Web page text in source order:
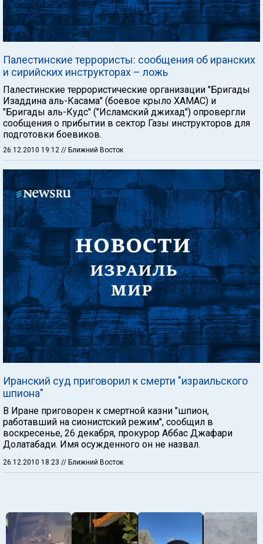
Палестинские террористы: сообщения об иранских
и сирийских инструкторах – ложь
Палестинские террористические организации "Бригады
Изаддина аль-Касама" (боевое крыло ХАМАС) и
"Бригады аль-Кудс" ("Исламский джихад") опровергли
сообщения о прибытии в сектор Газы инструкторов для
подготовки боевиков.
26.12.2010 19:12 // Ближний Восток
Иранский суд приговорил к смерти "израильского
шпиона"
В Иране приговорен к смертной казни "шпион,
работавший на сионистский режим", сообщил в
воскресенье, 26 декабря, прокурор Аббас Джафари
Долатабади. Имя осужденного он не назвал.
26.12.2010 18:23 // Ближний Восток